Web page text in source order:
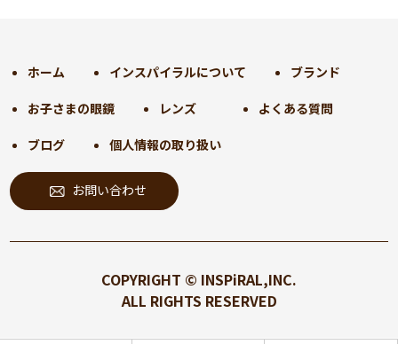
2024年9月(30)
2024年7月(31)
2024年6月(30)
2024年5月
2024年4月 (32)
2024年2月(31)
2024年1月(45)
2023年12月(31)
ホーム インスパイラルについて ブランド
お子さまの眼鏡 レンズ よくある質問
ブログ 個人情報の取り扱い
お問い合わせ
COPYRIGHT © INSPiRAL,INC.
ALL RIGHTS RESERVED